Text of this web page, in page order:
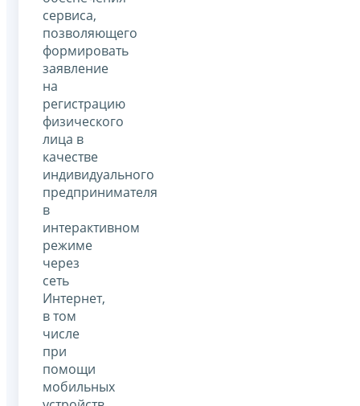
сервиса,
позволяющего
формировать
заявление
на
регистрацию
физического
лица в
качестве
индивидуального
предпринимателя
в
интерактивном
режиме
через
сеть
Интернет,
в том
числе
при
помощи
мобильных